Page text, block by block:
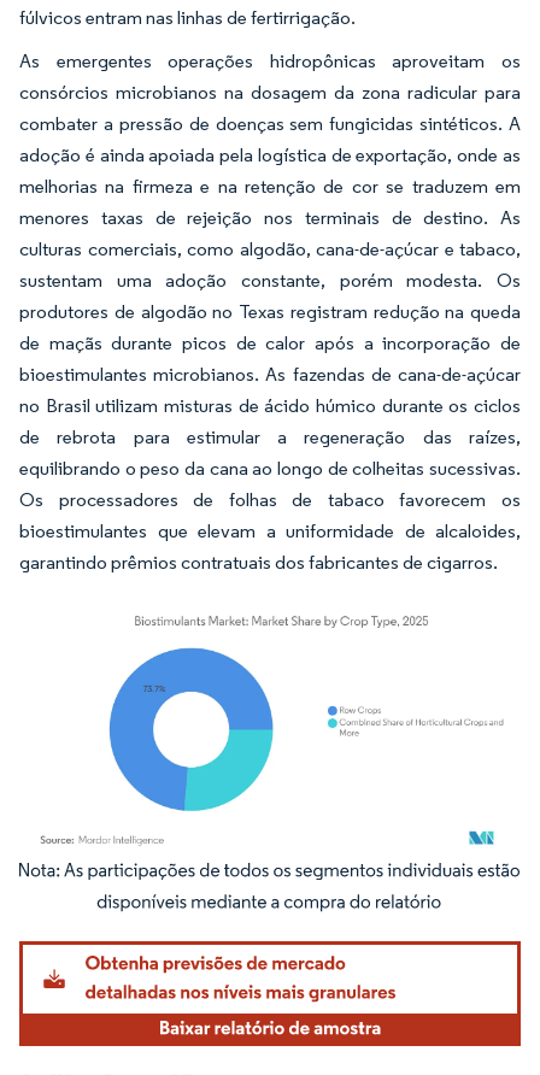
fúlvicos entram nas linhas de fertirrigação.
As emergentes operações hidropônicas aproveitam os
consórcios microbianos na dosagem da zona radicular para
combater a pressão de doenças sem fungicidas sintéticos. A
adoção é ainda apoiada pela logística de exportação, onde as
melhorias na firmeza e na retenção de cor se traduzem em
menores taxas de rejeição nos terminais de destino. As
culturas comerciais, como algodão, cana-de-açúcar e tabaco,
sustentam uma adoção constante, porém modesta. Os
produtores de algodão no Texas registram redução na queda
de maçãs durante picos de calor após a incorporação de
bioestimulantes microbianos. As fazendas de cana-de-açúcar
no Brasil utilizam misturas de ácido húmico durante os ciclos
de rebrota para estimular a regeneração das raízes,
equilibrando o peso da cana ao longo de colheitas sucessivas.
Os processadores de folhas de tabaco favorecem os
bioestimulantes que elevam a uniformidade de alcaloides,
garantindo prêmios contratuais dos fabricantes de cigarros.
Imagem © Mordor Intelligence. O reuso requer atribuição conforme CC BY 4.0.